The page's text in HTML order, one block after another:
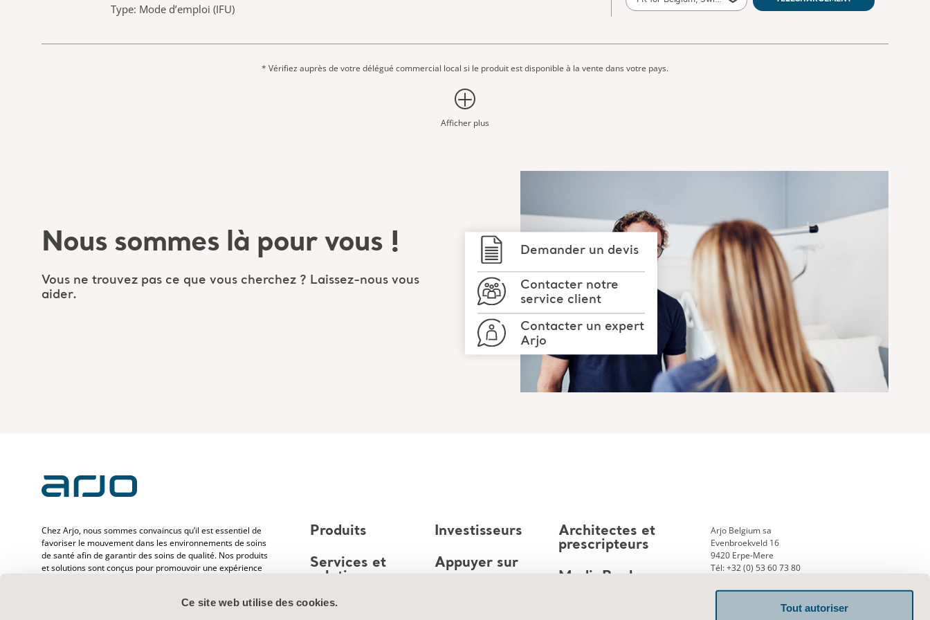
Ce site web utilise des cookies.
Tout autoriser
Type: Mode d’emploi (IFU)
* Vérifiez auprès de votre délégué commercial local si le produit est disponible à la vente dans votre pays.
Afficher plus
Nous sommes là pour vous !
Vous ne trouvez pas ce que vous cherchez ? Laissez-nous vous
aider.
Demander un devis
Contacter notre
service client
Contacter un expert
Arjo
Chez Arjo, nous sommes convaincus qu’il est essentiel de
favoriser le mouvement dans les environnements de soins
de santé afin de garantir des soins de qualité. Nos produits
et solutions sont conçus pour promouvoir une expérience
désinfection, le diagnostic et la prévention des escarres ainsi
Produits
Services et
solutions
Connaissances
Investisseurs
Appuyer sur
Architectes et
prescripteurs
MediaBank
Arjo Belgium sa
Evenbroekveld 16
9420 Erpe-Mere
Tél: +32 (0) 53 60 73 80
E-mail:info.belgium@arjo.com